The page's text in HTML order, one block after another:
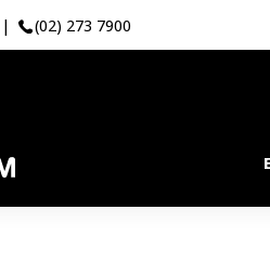
| (02) 273 7900